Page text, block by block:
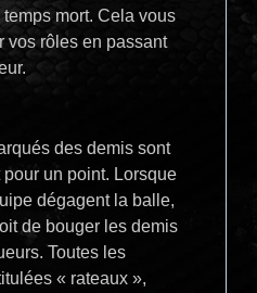
mort. Cela vous
vos rôles en passant
des demis sont
un point. Lorsque
dégagent la balle,
de bouger les demis
Toutes les
« rateaux »,